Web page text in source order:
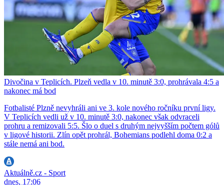
Divočina v Teplicích. Plzeň vedla v 10. minutě 3:0, prohrávala 4:5 a
nakonec má bod
Fotbalisté Plzně nevyhráli ani ve 3. kole nového ročníku první ligy.
V Teplicích vedli už v 10. minutě 3:0, nakonec však odvraceli
prohru a remizovali 5:5. Šlo o duel s druhým nejvyšším počtem gólů
v ligové historii. Zlín opět prohrál, Bohemians podlehl doma 0:2 a
stále nemá ani bod.
Aktuálně.cz - Sport
dnes, 17:06